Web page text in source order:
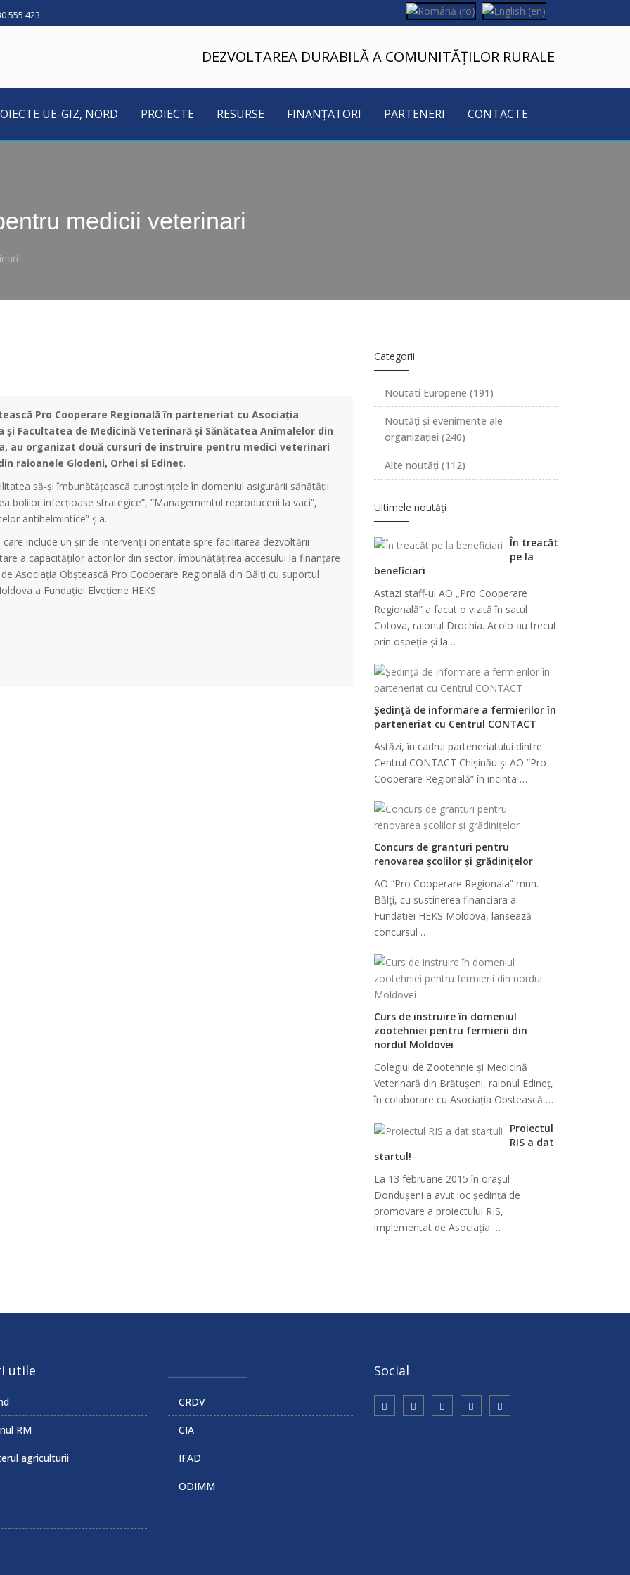
555 423
DEZVOLTAREA DURABILĂ A COMUNITĂȚILOR RURALE
UE-GIZ, NORD PROIECTE RESURSE FINANȚATORI PARTENERI CONTACTE
medicii veterinari
Pro Cooperare Regională în parteneriat cu Asociația
Facultatea de Medicină Veterinară și Sănătatea Animalelor din
au organizat două cursuri de instruire pentru medici veterinari
raioanele Glodeni, Orhei și Edineț.
să-și îmbunătățească cunoștințele în domeniul asigurării sănătăţii
bolilor infecţioase strategice”, ”Managementul reproducerii la vaci”,
antihelmintice” ș.a.
include un șir de intervenții orientate spre facilitarea dezvoltării
a capacităților actorilor din sector, îmbunătățirea accesului la finanțare
Asociația Obștească Pro Cooperare Regională din Bălți cu suportul
a Fundației Elvețiene HEKS.
Categorii
Noutati Europene (191)
Noutăți și evenimente ale
organizației (240)
Alte noutăți (112)
Ultimele noutăți
În treacăt
pe la
beneficiari
Astazi staff-ul AO „Pro Cooperare
Regională” a facut o vizită în satul
Cotova, raionul Drochia. Acolo au trecut
prin ospeție și la…
Ședință de informare a fermierilor în
parteneriat cu Centrul CONTACT
Astăzi, în cadrul parteneriatului dintre
Centrul CONTACT Chișinău și AO ”Pro
Cooperare Regională” în incinta …
Concurs de granturi pentru
renovarea școlilor și grădinițelor
AO “Pro Cooperare Regionala” mun.
Bălți, cu sustinerea financiara a
Fundatiei HEKS Moldova, lansează
concursul …
Curs de instruire în domeniul
zootehniei pentru fermierii din
nordul Moldovei
Colegiul de Zootehnie și Medicină
Veterinară din Brătușeni, raionul Edineț,
în colaborare cu Asociația Obștească …
Proiectul
RIS a dat
startul!
La 13 februarie 2015 în orașul
Dondușeni a avut loc ședința de
promovare a proiectului RIS,
implementat de Asociația …
utile
RM
agriculturii
CRDV
CIA
IFAD
ODIMM
Social